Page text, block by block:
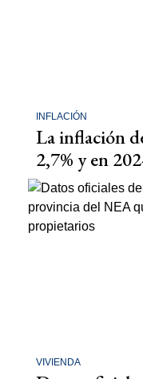
INFLACIÓN
La inflación
2,7% y en
VIVIENDA